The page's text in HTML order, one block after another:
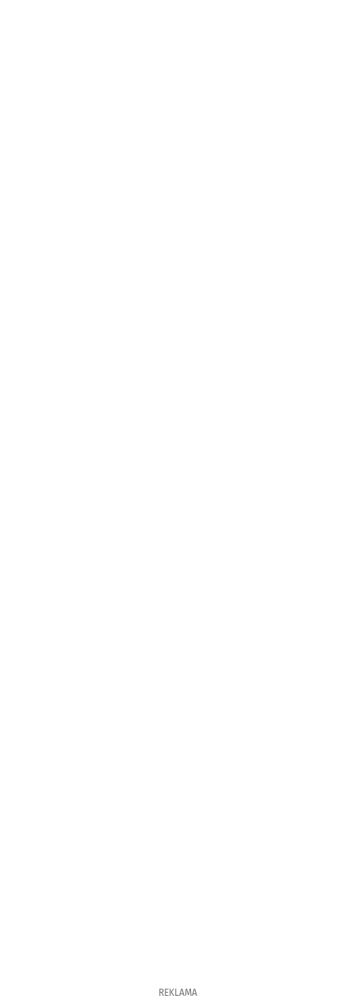
REKLAMA